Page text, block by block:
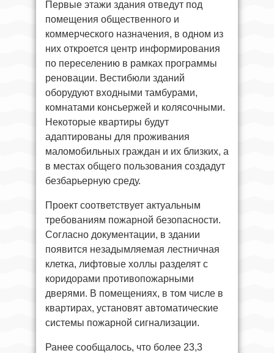
Первые этажи здания отведут под
помещения общественного и
коммерческого назначения, в одном из
них откроется центр информирования
по переселению в рамках программы
реновации. Вестибюли зданий
оборудуют входными тамбурами,
комнатами консьержей и колясочными.
Некоторые квартиры будут
адаптированы для проживания
маломобильных граждан и их близких, а
в местах общего пользования создадут
безбарьерную среду.
Проект соответствует актуальным
требованиям пожарной безопасности.
Согласно документации, в здании
появится незадымляемая лестничная
клетка, лифтовые холлы разделят с
коридорами противопожарными
дверями. В помещениях, в том числе в
квартирах, установят автоматические
системы пожарной сигнализации.
Ранее сообщалось, что более 23,3